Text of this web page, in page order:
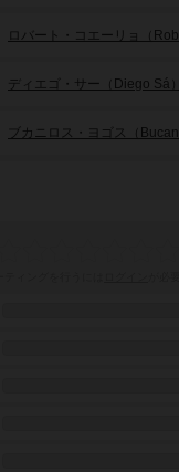
ロバート・コエーリョ（
ディエゴ・サー（Diego Sá）
ブカニロス・ヨゴス（